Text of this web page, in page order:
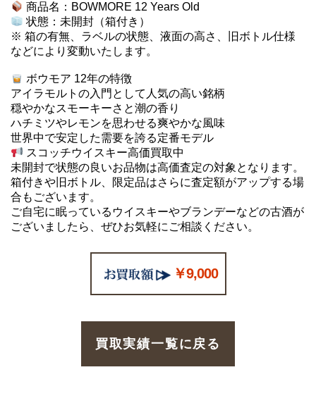
商品名：BOWMORE 12 Years Old
状態：未開封（箱付き）
※ 箱の有無、ラベルの状態、液面の高さ、旧ボトル仕様
などにより変動いたします。
ボウモア 12年の特徴
アイラモルトの入門として人気の高い銘柄
穏やかなスモーキーさと潮の香り
ハチミツやレモンを思わせる爽やかな風味
世界中で安定した需要を誇る定番モデル
スコッチウイスキー高価買取中
未開封で状態の良いお品物は高価査定の対象となります。
箱付きや旧ボトル、限定品はさらに査定額がアップする場
合もございます。
ご自宅に眠っているウイスキーやブランデーなどの古酒が
ございましたら、ぜひお気軽にご相談ください。
￥9,000
買取実績一覧に戻る